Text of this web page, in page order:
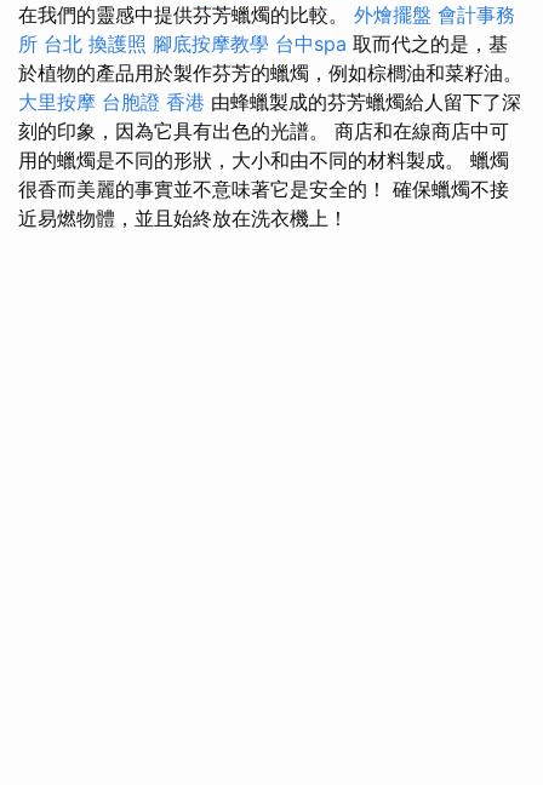
在我們的靈感中提供芬芳蠟燭的比較。 外燴擺盤 會計事務
所 台北 換護照 腳底按摩教學 台中spa 取而代之的是，基
於植物的產品用於製作芬芳的蠟燭，例如棕櫚油和菜籽油。
大里按摩 台胞證 香港 由蜂蠟製成的芬芳蠟燭給人留下了深
刻的印象，因為它具有出色的光譜。 商店和在線商店中可
用的蠟燭是不同的形狀，大小和由不同的材料製成。 蠟燭
很香而美麗的事實並不意味著它是安全的！ 確保蠟燭不接
近易燃物體，並且始終放在洗衣機上！